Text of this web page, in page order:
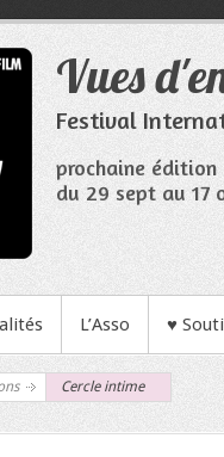
Vues
Festival
prochaine édition
du 29 sept au 17
L’Asso ♥
Cercle intime